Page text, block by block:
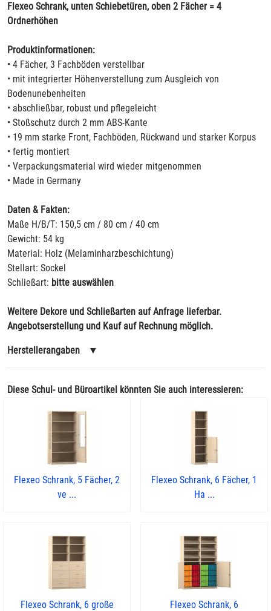
Flexeo Schrank, unten Schiebetüren, oben 2 Fächer = 4
Ordnerhöhen
Produktinformationen:
• 4 Fächer, 3 Fachböden verstellbar
• mit integrierter Höhenverstellung zum Ausgleich von
Bodenunebenheiten
• abschließbar, robust und pflegeleicht
• Stoßschutz durch 2 mm ABS-Kante
• 19 mm starke Front, Fachböden, Rückwand und starker Korpus
• fertig montiert
• Verpackungsmaterial wird wieder mitgenommen
• Made in Germany
Daten & Fakten:
Maße H/B/T: 150,5 cm / 80 cm / 40 cm
Gewicht: 54 kg
Material: Holz (Melaminharzbeschichtung)
Stellart: Sockel
Schließart: bitte auswählen
Weitere Dekore und Schließarten auf Anfrage lieferbar.
Angebotserstellung und Kauf auf Rechnung möglich.
Herstellerangaben ▼
Diese Schul- und Büroartikel könnten Sie auch interessieren:
Flexeo Schrank, 5 Fächer, 2
ve ...
Flexeo Schrank, 6 Fächer, 1
Ha ...
Flexeo Schrank, 6 große
Flexeo Schrank, 6